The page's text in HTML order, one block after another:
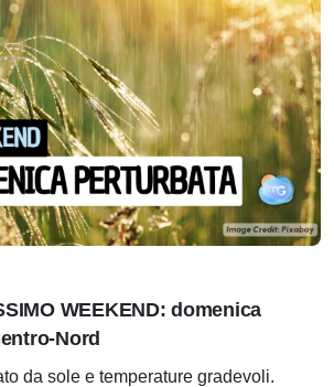
WEEKEND: domenica
Nord
da sole e temperature gradevoli.